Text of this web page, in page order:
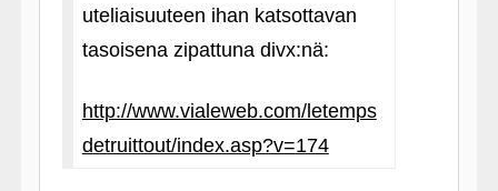
uteliaisuuteen ihan katsottavan
tasoisena zipattuna divx:nä:
http://www.vialeweb.com/letemps
detruittout/index.asp?v=174